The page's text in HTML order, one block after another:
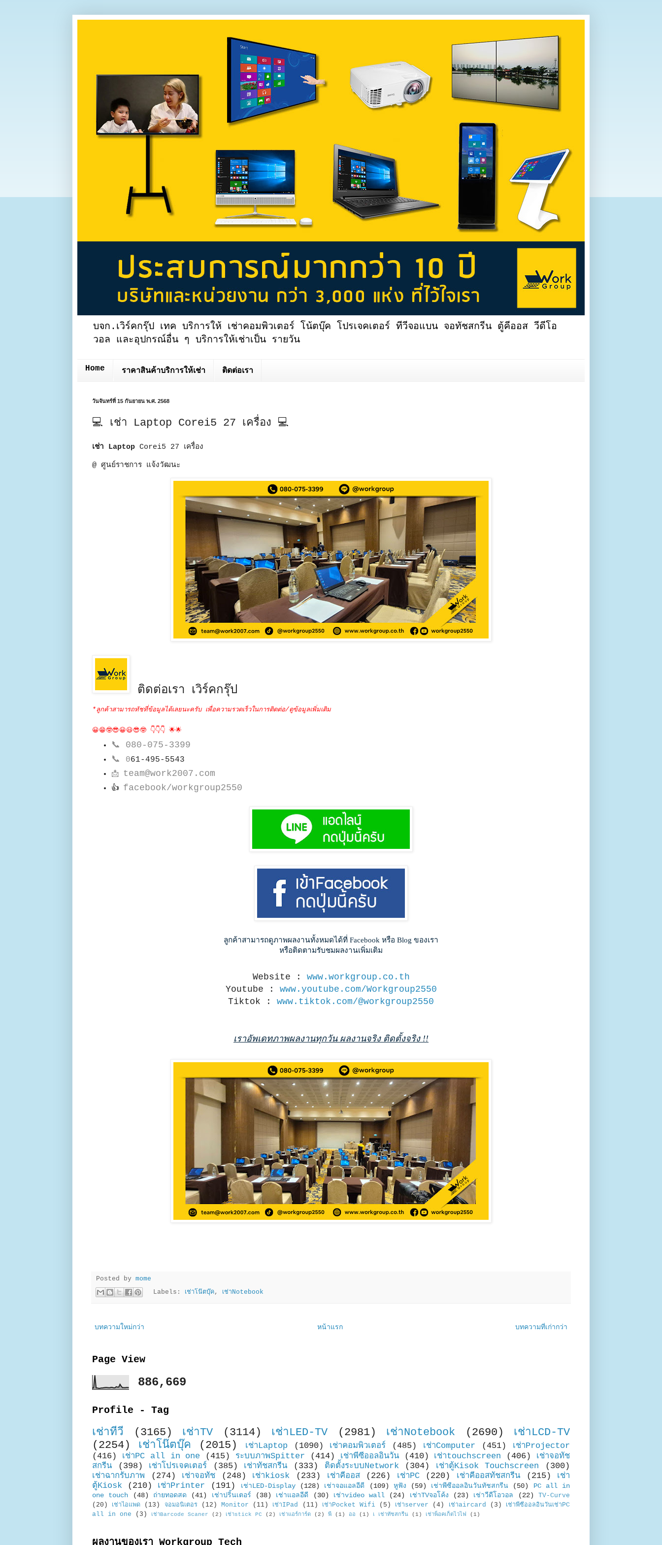
บจก.เวิร์คกรุ๊ป เทค บริการให้ เช่าคอมพิวเตอร์ โน้ตบุ๊ค โปรเจคเตอร์ ทีวีจอแบน จอทัชสกรีน ตู้คีออส วีดีโอ
วอล และอุปกรณ์อื่น ๆ บริการให้เช่าเป็น รายวัน
Home ราคาสินค้าบริการให้เช่า ติดต่อเรา
วันจันทร์ที่ 15 กันยายน พ.ศ. 2568
💻 เช่า Laptop Corei5 27 เครื่อง 💻
เช่า Laptop Corei5 27 เครื่อง
@ ศูนย์ราชการ แจ้งวัฒนะ
ติดต่อเรา เวิร์คกรุ๊ป
*ลูกค้าสามารถทัชที่ข้อมูลได้เลยนะครับ เพื่อความรวดเร็วในการติดต่อ/ดูข้อมูลเพิ่มเติม
😀😁🤓😎😀😃😎🤓 👇👇👇 🌟🌟
📞 080-075-3399
📞
061-495-5543
📩 team@work2007.com
👍 facebook/workgroup2550
ลูกค้าสามารถดูภาพผลงานทั้งหมดได้ที่ Facebook หรือ Blog ของเรา
หรือติดตามรับชมผลงานเพิ่มเติม
Website : www.workgroup.co.th
Youtube : www.youtube.com/Workgroup2550
Tiktok : www.tiktok.com/@workgroup2550
เราอัพเดทภาพผลงานทุกวัน ผลงานจริง ติดตั้งจริง !!
Posted by mome
Labels:
เช่าโน๊ตบุ๊ค, เช่าNotebook
บทความใหม่กว่า บทความที่เก่ากว่า
หน้าแรก
Page View
886,669
Profile - Tag
เช่าทีวี (3165) เช่าTV (3114) เช่าLED-TV (2981) เช่าNotebook (2690)
เช่าLCD-TV
(2254)
เช่าโน๊ตบุ๊ค (2015) เช่าLaptop (1090) เช่าคอมพิวเตอร์ (485) เช่าComputer (451)
เช่าProjector
(416)
เช่าPC all in one (415) ระบบภาพSpitter (414) เช่าพีซีออลอินวัน (410) เช่าtouchscreen (406)
เช่าจอทัช
สกรีน
(398) เช่าโปรเจคเตอร์ (385) เช่าทัชสกรีน (333) ติดตั้งระบบNetwork (304) เช่าตู้Kisok Touchscreen
(300)
เช่าฉากรับภาพ
(274) เช่าจอทัช (248) เช่าkiosk (233) เช่าคีออส (226) เช่าPC (220) เช่าคีออสทัชสกรีน (215)
เช่า
ตู้Kiosk
(210) เช่าPrinter (191) เช่าLED-Display (128) เช่าจอแอลอีดี (109) หูฟัง (59) เช่าพีซีออลอินวันทัชสกรีน (50)
PC all in
one touch
(48) ถ่ายทอดสด (41) เช่าปริ้นเตอร์ (38) เช่าแอลอีดี (30) เช่าvideo wall (24) เช่าTVจอโค้ง (23) เช่าวีดีโอวอล (22)
TV-Curve
(20)
เช่าไอแพด (13) จอมอนิเตอร (12) Monitor (11) เช่าIPad (11) เช่าPocket Wifi (5) เช่าserver (4) เช่าaircard (3)
เช่าพีซีออลอินวันเช่าPC
all in one
(3) เช่าBarcode Scaner (2) เช่าstick PC (2) เช่าแอร์การ์ด (2) พี (1) ออ (1) เ เช่าทัชสกรีน (1) เช่าพ็อคเก็ตไวไฟ (1)
ผลงานของเรา Workgroup Tech